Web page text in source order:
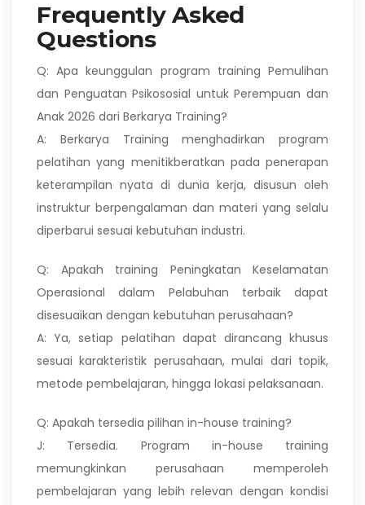
Frequently Asked
Questions
Q: Apa keunggulan program training Pemulihan
dan Penguatan Psikososial untuk Perempuan dan
Anak 2026 dari Berkarya Training?
A: Berkarya Training menghadirkan program
pelatihan yang menitikberatkan pada penerapan
keterampilan nyata di dunia kerja, disusun oleh
instruktur berpengalaman dan materi yang selalu
diperbarui sesuai kebutuhan industri.
Q: Apakah training Peningkatan Keselamatan
Operasional dalam Pelabuhan terbaik dapat
disesuaikan dengan kebutuhan perusahaan?
A: Ya, setiap pelatihan dapat dirancang khusus
sesuai karakteristik perusahaan, mulai dari topik,
metode pembelajaran, hingga lokasi pelaksanaan.
Q: Apakah tersedia pilihan in-house training?
J: Tersedia. Program in-house training
memungkinkan perusahaan memperoleh
pembelajaran yang lebih relevan dengan kondisi